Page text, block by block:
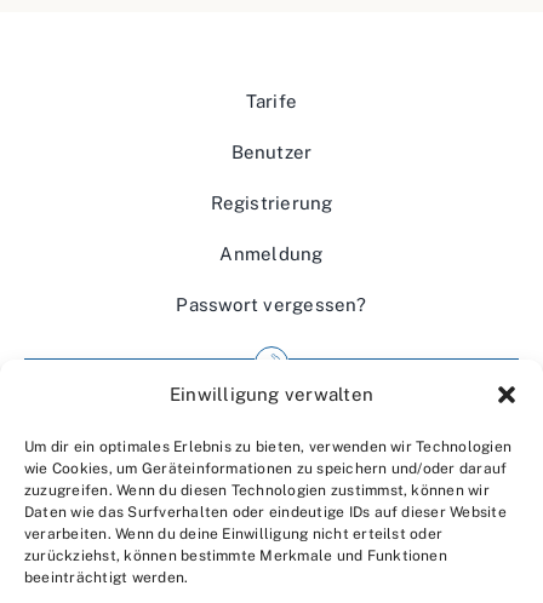
Einwilligung verwalten
Um dir ein optimales Erlebnis zu bieten, verwenden wir Technologien
wie Cookies, um Geräteinformationen zu speichern und/oder darauf
zuzugreifen. Wenn du diesen Technologien zustimmst, können wir
Daten wie das Surfverhalten oder eindeutige IDs auf dieser Website
verarbeiten. Wenn du deine Einwilligung nicht erteilst oder
zurückziehst, können bestimmte Merkmale und Funktionen
beeinträchtigt werden.
Tarife
Benutzer
Registrierung
Anmeldung
Passwort vergessen?
Wir über uns
Kontakt
Datenschutzerklärung